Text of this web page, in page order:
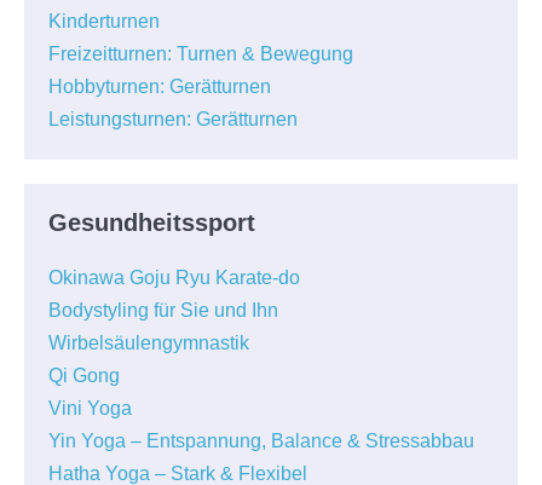
Kinderturnen
Freizeitturnen: Turnen & Bewegung
Hobbyturnen: Gerätturnen
Leistungsturnen: Gerätturnen
Gesundheitssport
Okinawa Goju Ryu Karate-do
Bodystyling für Sie und Ihn
Wirbelsäulengymnastik
Qi Gong
Vini Yoga
Yin Yoga – Entspannung, Balance & Stressabbau
Hatha Yoga – Stark & Flexibel